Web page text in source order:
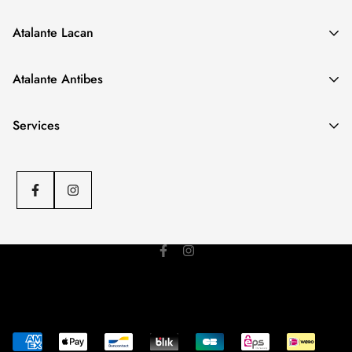
Atalante Lacan
Notre boutique spécialisée
Adresse
: 12 Trav. Lacan, 06600 Antibes
Atalante Antibes
Notre boutique spécialisée
Adresse
Services
C.G.V
Politique d'envoi
Mentions légales